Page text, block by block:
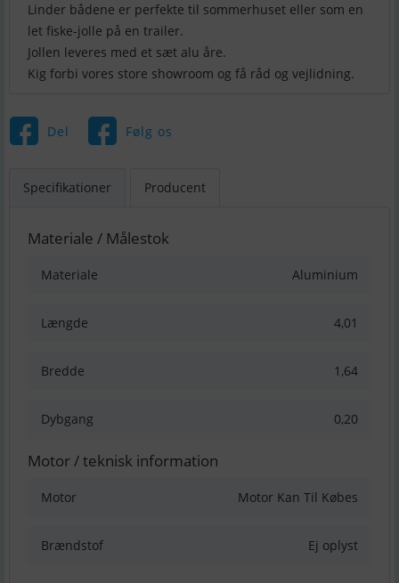
Linder bådene er perfekte til sommerhuset eller som en
let fiske-jolle på en trailer.
Jollen leveres med et sæt alu åre.
Kig forbi vores store showroom og få råd og vejlidning.
Del Følg os
Specifikationer Producent
Materiale / Målestok
Materiale Aluminium
Længde 4,01
Bredde 1,64
Dybgang 0,20
Motor / teknisk information
Motor Motor Kan Til Købes
Brændstof Ej oplyst